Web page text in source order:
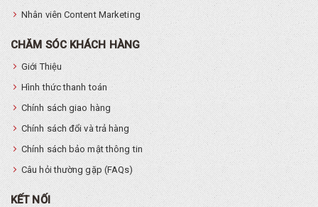
Nhân viên Content Marketing
CHĂM SÓC KHÁCH HÀNG
Giới Thiệu
Hình thức thanh toán
Chính sách giao hàng
Chính sách đổi và trả hàng
Chính sách bảo mật thông tin
Câu hỏi thường gặp (FAQs)
KẾT NỐI